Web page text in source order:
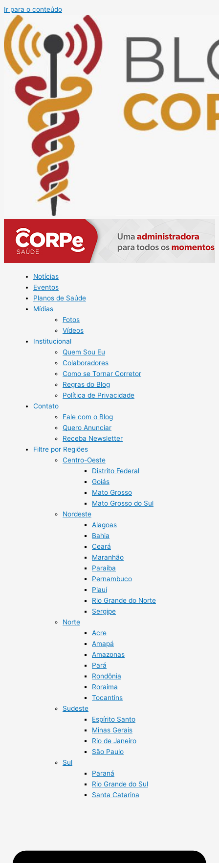
Ir para o conteúdo
Notícias
Eventos
Planos de Saúde
Mídias
Fotos
Vídeos
Institucional
Quem Sou Eu
Colaboradores
Como se Tornar Corretor
Regras do Blog
Política de Privacidade
Contato
Fale com o Blog
Quero Anunciar
Receba Newsletter
Filtre por Regiões
Centro-Oeste
Distrito Federal
Goiás
Mato Grosso
Mato Grosso do Sul
Nordeste
Alagoas
Bahia
Ceará
Maranhão
Paraíba
Pernambuco
Piauí
Rio Grande do Norte
Sergipe
Norte
Acre
Amapá
Amazonas
Pará
Rondônia
Roraima
Tocantins
Sudeste
Espírito Santo
Minas Gerais
Rio de Janeiro
São Paulo
Sul
Paraná
Rio Grande do Sul
Santa Catarina